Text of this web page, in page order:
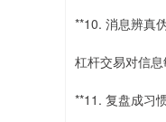
**10. 消息辨真
杠杆交易对信
**11. 复盘成习